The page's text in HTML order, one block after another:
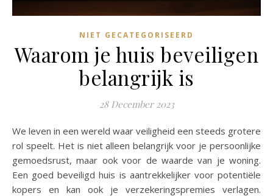
NIET GECATEGORISEERD
Waarom je huis beveiligen
belangrijk is
28 December 2023
We leven in een wereld waar veiligheid een steeds grotere
rol speelt. Het is niet alleen belangrijk voor je persoonlijke
gemoedsrust, maar ook voor de waarde van je woning.
Een goed beveiligd huis is aantrekkelijker voor potentiële
kopers en kan ook je verzekeringspremies verlagen.